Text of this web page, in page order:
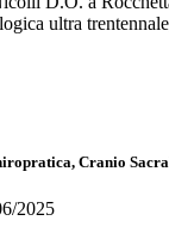
ultra
Cranio
2025